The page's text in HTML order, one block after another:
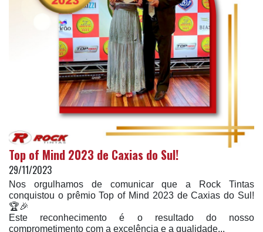
Top of Mind 2023 de Caxias do Sul!
29/11/2023
Nos orgulhamos de comunicar que a Rock Tintas
conquistou o prêmio Top of Mind 2023 de Caxias do Sul!
🏆🎉
Este reconhecimento é o resultado do nosso
comprometimento com a excelência e a qualidade...